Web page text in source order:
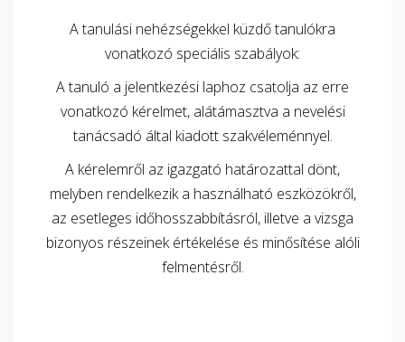
A tanulási nehézségekkel küzdő tanulókra
vonatkozó speciális szabályok:
A tanuló a jelentkezési laphoz csatolja az erre
vonatkozó kérelmet, alátámasztva a nevelési
tanácsadó által kiadott szakvéleménnyel.
A kérelemről az igazgató határozattal dönt,
melyben rendelkezik a használható eszközökről,
az esetleges időhosszabbításról, illetve a vizsga
bizonyos részeinek értékelése és minősítése alóli
felmentésről.